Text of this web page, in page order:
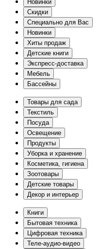
Новинки
Скидки
Специально для Вас
Новинки
Хиты продаж
Детские книги
Экспресс-доставка
Мебель
Бассейны
Товары для сада
Текстиль
Посуда
Освещение
Продукты
Уборка и хранение
Косметика, гигиена
Зоотовары
Детские товары
Декор и интерьер
Книги
Бытовая техника
Цифровая техника
Теле-аудио-видео